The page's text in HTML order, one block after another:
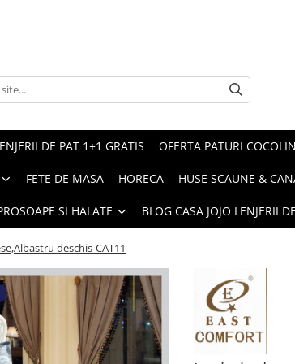
DE PAT 1+1 GRATIS OFERTA PATURI
FETE DE MASA HORECA HUSE SCAUNE &
SI HALATE BLOG CASA JOJO LENJERII
deschis-CAT11